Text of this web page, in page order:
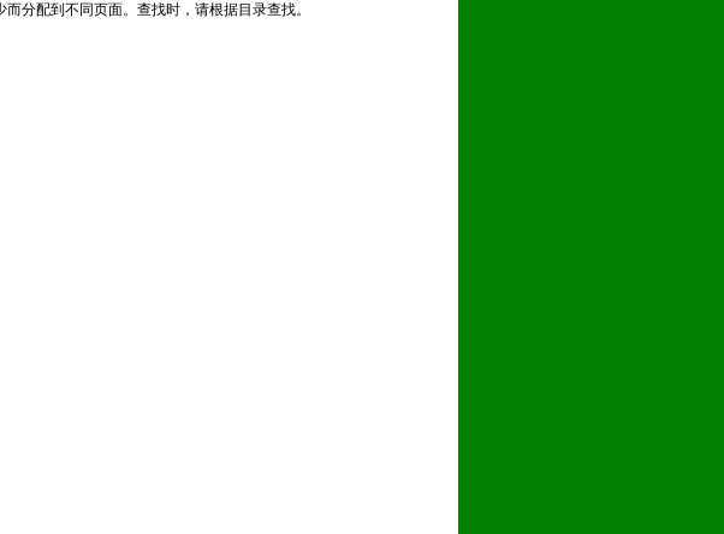
分配到不同页面。查找时，请根据目录查找。